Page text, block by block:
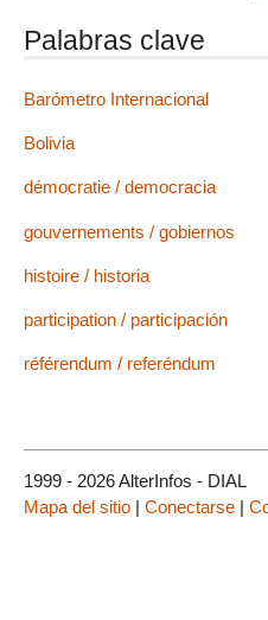
Palabras clave
Barómetro Internacional
Bolivia
démocratie / democracia
gouvernements / gobiernos
histoire / historia
participation / participación
référendum / referéndum
1999 - 2026 AlterInfos - DIAL
Mapa del sitio | Conectarse |